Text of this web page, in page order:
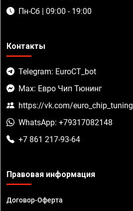
Пн-Сб | 09:00 - 19:00
Контакты
Telegram: EuroCT_bot
Max: Евро Чип Тюнинг
https://vk.com/euro_chip_tuning
WhatsApp: +79317082148
+7 861 217-93-64
Правовая информация
Договор-Оферта